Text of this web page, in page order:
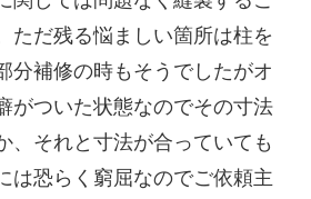
ただ残る悩ましい箇所は柱を
分補修の時もそうでしたがオ
がついた状態なのでその寸法
、それと寸法が合っていても
は恐らく窮屈なのでご依頼主